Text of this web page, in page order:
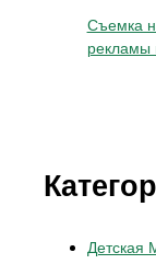
Съемка
рекламы
Детская